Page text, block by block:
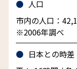
人口
市内の人口：
※2006年調べ
日本との時差